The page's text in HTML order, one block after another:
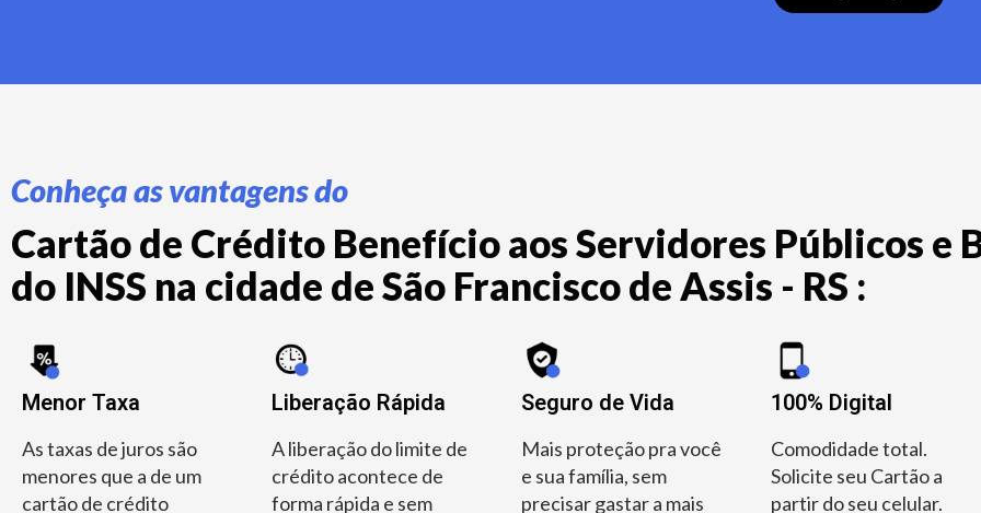
Conheça as vantagens do
Cartão de Crédito Benefício aos Servidores Públicos e
do INSS na cidade de São Francisco de Assis - RS :
Menor Taxa
As taxas de juros são
menores que a de um
cartão de crédito
Liberação Rápida
A liberação do limite de
crédito acontece de
forma rápida e sem
Seguro de Vida
Mais proteção pra você
e sua família, sem
precisar gastar a mais
100% Digital
Comodidade total.
Solicite seu Cartão a
partir do seu celular.